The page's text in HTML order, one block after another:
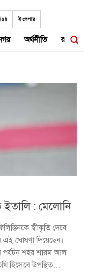
ই-পেপার
অর্থনীতি রাজনীতি
ইতালি : মেলোনি
স্বীকৃতি দেবে
এই ঘোষণা দিয়েছেন।
পর্যটন শহর শারম আল
হিসেবে উপস্থিত...